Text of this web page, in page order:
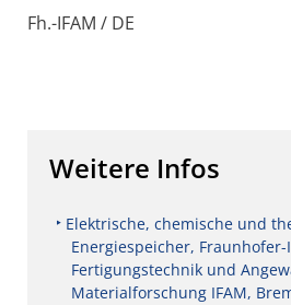
Fh.-IFAM / DE
Weitere Infos
Elektrische, chemische und
Energiespeicher,
Fertigungstechnik und
Materialforschung IFAM,